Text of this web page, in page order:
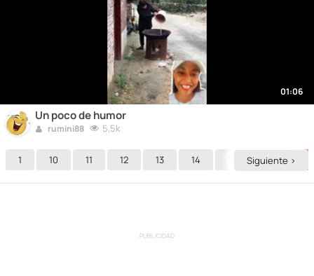
01:06
Un poco de humor
rumini88 5,5k
1 10 11 12 13 14 16
Siguiente >
PUBLICIDAD